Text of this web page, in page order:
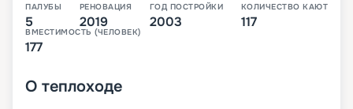
ПАЛУБЫ
5
РЕНОВАЦИЯ
2019
ГОД ПОСТРОЙКИ
2003
КОЛИЧЕСТВО КАЮТ
117
ВМЕСТИМОСТЬ (ЧЕЛОВЕК)
177
О теплоходе